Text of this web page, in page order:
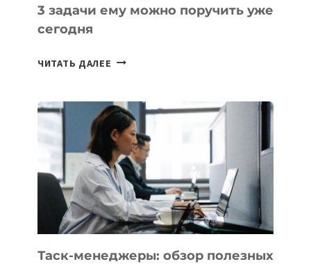
3 задачи ему можно поручить уже
сегодня
ЧИТАТЬ ДАЛЕЕ ИИ-
БИЗНЕСА:
КАКИЕ
3
ЗАДАЧИ
ЕМУ
МОЖНО
ПОРУЧИТЬ
УЖЕ
СЕГОДНЯ
Таск-менеджеры: обзор полезных